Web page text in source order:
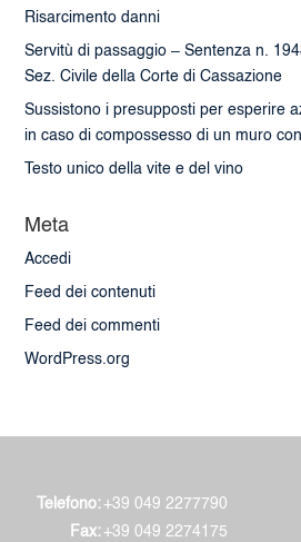
Risarcimento danni
Servitù di passaggio – Sentenza n.
Sez. Civile della Corte di Cassazione
Sussistono i presupposti per esperire
in caso di compossesso di un muro
Testo unico della vite e del vino
Meta
Accedi
Feed dei contenuti
Feed dei commenti
WordPress.org
Telefono:+39 049 2277790
Fax:+39 049 2274175